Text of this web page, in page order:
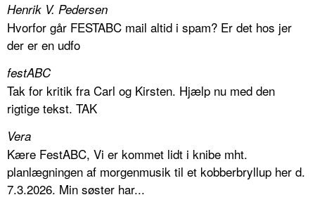
Henrik V. Pedersen
Hvorfor går FESTABC mail altid i spam? Er det hos jer
der er en udfo
festABC
Tak for kritik fra Carl og Kirsten. Hjælp nu med den
rigtige tekst. TAK
Vera
Kære FestABC, Vi er kommet lidt i knibe mht.
planlægningen af morgenmusik til et kobberbryllup her d.
7.3.2026. Min søster har...